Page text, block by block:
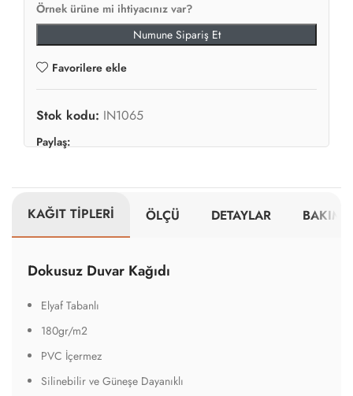
Örnek ürüne mi ihtiyacınız var?
Numune Sipariş Et
Favorilere ekle
Stok kodu: IN1065
Paylaş:
KAĞIT TİPLERİ ÖLÇÜ DETAYLAR BAKIM
Dokusuz Duvar Kağıdı
Elyaf Tabanlı
180gr/m2
PVC İçermez
Silinebilir ve Güneşe Dayanıklı